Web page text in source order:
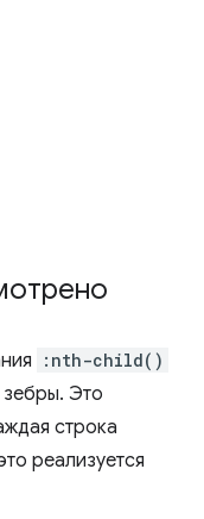
:nth-child()
Это
строка
реализуется